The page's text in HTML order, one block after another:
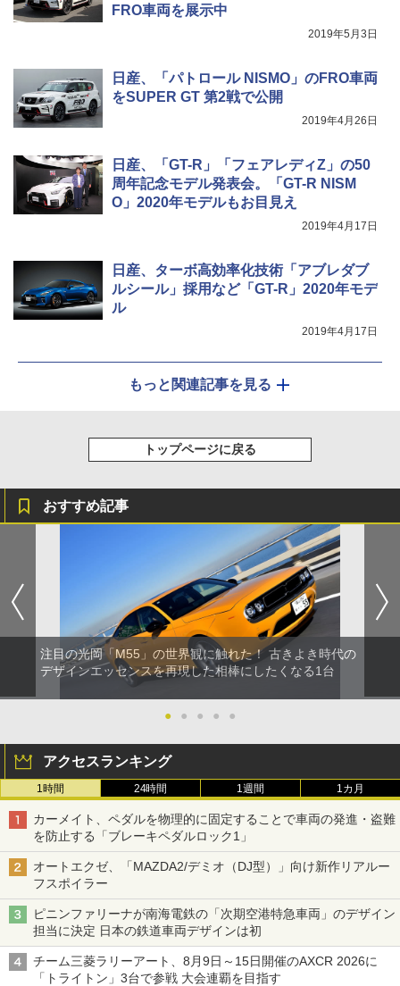
FRO車両を展示中
2019年5月3日
日産、「パトロール NISMO」のFRO車両
をSUPER GT 第2戦で公開
2019年4月26日
日産、「GT-R」「フェアレディZ」の50
周年記念モデル発表会。「GT-R NISM
O」2020年モデルもお目見え
2019年4月17日
日産、ターボ高効率化技術「アブレダブ
ルシール」採用など「GT-R」2020年モデ
ル
2019年4月17日
もっと関連記事を見る
トップページに戻る
おすすめ記事
注目の光岡「M55」の世界観に触れた！ 古きよき時代の
デザインエッセンスを再現した相棒にしたくなる1台
● ● ● ● ●
アクセスランキング
1時間 24時間 1週間 1カ月
カーメイト、ペダルを物理的に固定することで車両の発進・盗難
を防止する「ブレーキペダルロック1」
オートエクゼ、「MAZDA2/デミオ（DJ型）」向け新作リアルー
フスポイラー
ピニンファリーナが南海電鉄の「次期空港特急車両」のデザイン
担当に決定 日本の鉄道車両デザインは初
チーム三菱ラリーアート、8月9日～15日開催のAXCR 2026に
「トライトン」3台で参戦 大会連覇を目指す